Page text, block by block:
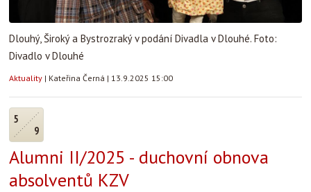
Dlouhý, Široký a Bystrozraký v podání Divadla v Dlouhé. Foto:
Divadlo v Dlouhé
Aktuality | Kateřina Černá | 13.9.2025 15:00
5
9
Alumni II/2025 - duchovní obnova
absolventů KZV